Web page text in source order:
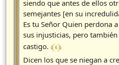
siendo que antes de ellos
semejantes [en su
Es tu Señor Quien perdona
sus injusticias, pero también
castigo. ﴾ 6 ﴿
Dicen los que se niegan a